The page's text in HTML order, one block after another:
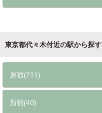
東京都代々木付近の駅から探す
原宿(211)
新宿(40)